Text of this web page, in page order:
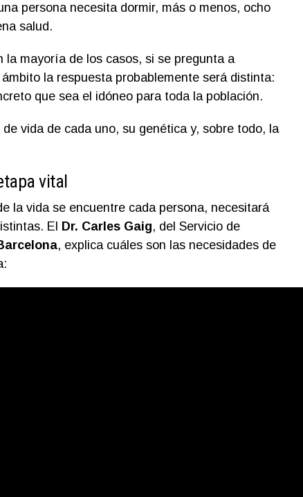
persona necesita dormir, más o menos, ocho
salud.
la mayoría de los casos, si se pregunta a
la respuesta probablemente será distinta:
que sea el idóneo para toda la población.
vida de cada uno, su genética y, sobre todo, la
vital
la vida se encuentre cada persona, necesitará
El
Dr. Carles Gaig, del Servicio de
, explica cuáles son las necesidades de